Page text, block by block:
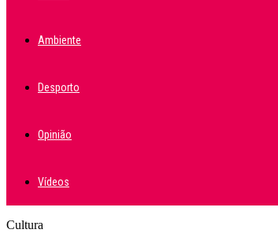
Ambiente
Desporto
Opinião
Vídeos
Cultura